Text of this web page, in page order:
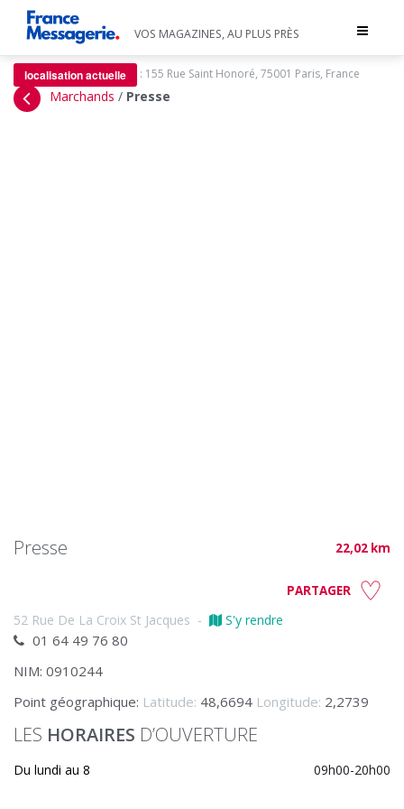
Toggle
VOS MAGAZINES, AU PLUS PRÈS
localisation actuelle : 155 Rue Saint Honoré, 75001 Paris, France
Marchands / Presse
Presse 22,02 km
PARTAGER
52 Rue De La Croix St Jacques - S'y rendre
01 64 49 76 80
NIM: 0910244
Point géographique: Latitude: 48,6694 Longitude: 2,2739
LES HORAIRES D’OUVERTURE
Du lundi au 8 09h00-20h00